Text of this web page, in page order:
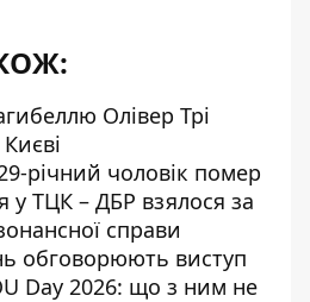
Олівер Трі
річний чоловік помер
у ТЦК – ДБР взялося за
справи
обговорюють виступ
Day 2026: що з ним не